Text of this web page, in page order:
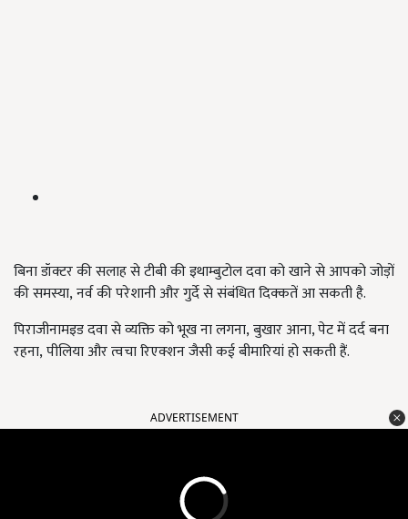
बिना डॉक्टर की सलाह से टीबी की इथाम्बुटोल दवा को खाने से आपको जोड़ों
की समस्या, नर्व की परेशानी और गुर्दे से संबंधित दिक्कतें आ सकती है.
पिराजीनामइड दवा से व्यक्ति को भूख ना लगना, बुखार आना,पेट में दर्द बना
रहना, पीलिया और त्वचा रिएक्शन जैसी कई बीमारियां हो सकती हैं.
ADVERTISEMENT